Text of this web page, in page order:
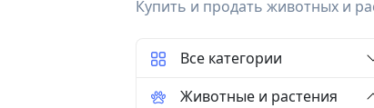
Купить и продать животных и
Все категории
Животные и растения